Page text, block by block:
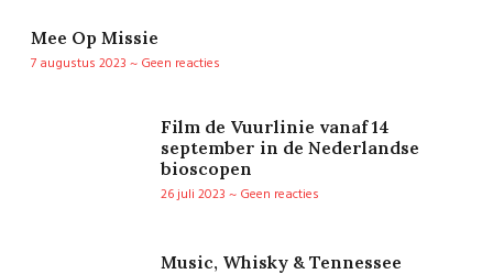
Mee Op Missie
7 augustus 2023
Geen reacties
Film de Vuurlinie vanaf 14
september in de Nederlandse
bioscopen
26 juli 2023
Geen reacties
Music, Whisky & Tennessee